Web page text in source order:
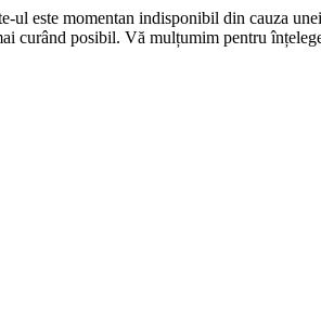
ul este momentan indisponibil din cauza
curând posibil. Vă mulțumim pentru